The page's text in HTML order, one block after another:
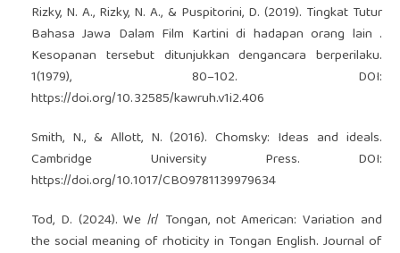
Rizky, N. A., Rizky, N. A., & Puspitorini, D. (2019). Tingkat Tutur
Bahasa Jawa Dalam Film Kartini di hadapan orang lain .
Kesopanan tersebut ditunjukkan dengancara berperilaku.
1(1979), 80–102. DOI:
https://doi.org/10.32585/kawruh.v1i2.406
Smith, N., & Allott, N. (2016). Chomsky: Ideas and ideals.
Cambridge University Press. DOI:
https://doi.org/10.1017/CBO9781139979634
Tod, D. (2024). We /r/ Tongan, not American: Variation and
the social meaning of rhoticity in Tongan English. Journal of